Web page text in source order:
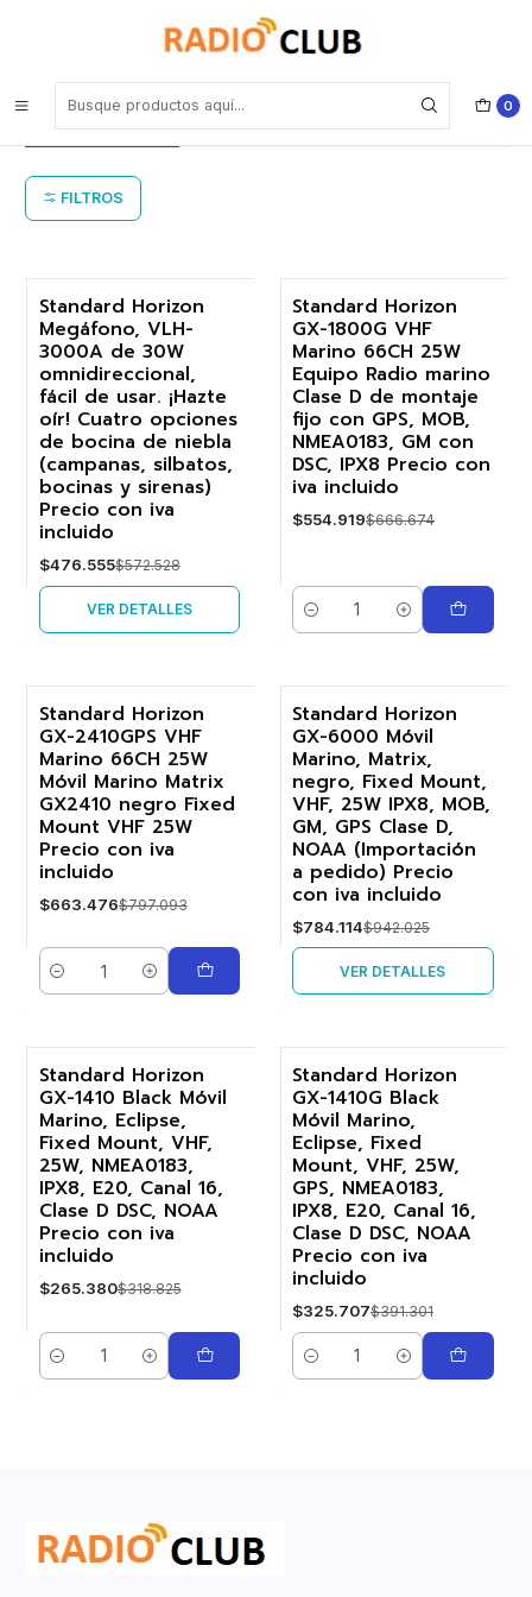
0
Radio marina de montaje fijo Standard Horizon
Radio marina de montaje fijo Standard
Horizon
FILTROS
-17%
Agotado
Standard Horizon
Megáfono, VLH-
3000A de 30W
omnidireccional,
fácil de usar. ¡Hazte
oír! Cuatro opciones
de bocina de niebla
(campanas, silbatos,
bocinas y sirenas)
Precio con iva
incluido
$476.555$572.528
VER DETALLES
-17%
Standard Horizon
GX-1800G VHF
Marino 66CH 25W
Equipo Radio marino
Clase D de montaje
fijo con GPS, MOB,
NMEA0183, GM con
DSC, IPX8 Precio con
iva incluido
$554.919$666.674
Cantidad
-17%
Standard Horizon
GX-2410GPS VHF
Marino 66CH 25W
Móvil Marino Matrix
GX2410 negro Fixed
Mount VHF 25W
Precio con iva
incluido
$663.476$797.093
Cantidad
-17%
Standard Horizon
GX-6000 Móvil
Marino, Matrix,
negro, Fixed Mount,
VHF, 25W IPX8, MOB,
GM, GPS Clase D,
NOAA (Importación
a pedido) Precio
con iva incluido
$784.114$942.025
VER DETALLES
-17%
Standard Horizon
GX-1410 Black Móvil
Marino, Eclipse,
Fixed Mount, VHF,
25W, NMEA0183,
IPX8, E20, Canal 16,
Clase D DSC, NOAA
Precio con iva
incluido
$265.380$318.825
Cantidad
-17%
Standard Horizon
GX-1410G Black
Móvil Marino,
Eclipse, Fixed
Mount, VHF, 25W,
GPS, NMEA0183,
IPX8, E20, Canal 16,
Clase D DSC, NOAA
Precio con iva
incluido
$325.707$391.301
Cantidad